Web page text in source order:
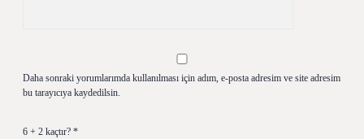
Daha sonraki yorumlarımda kullanılması için adım, e-posta adresim ve site adresim
bu tarayıcıya kaydedilsin.
6 + 2 kaçtır? *